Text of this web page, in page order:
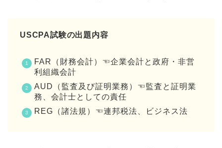
USCPA試験の出題内容
FAR（財務会計）☜企業会計と政府・非営
利組織会計
AUD（監査及び証明業務）☜監査と証明業
務、会計士としての責任
REG（諸法規）☜連邦税法、ビジネス法